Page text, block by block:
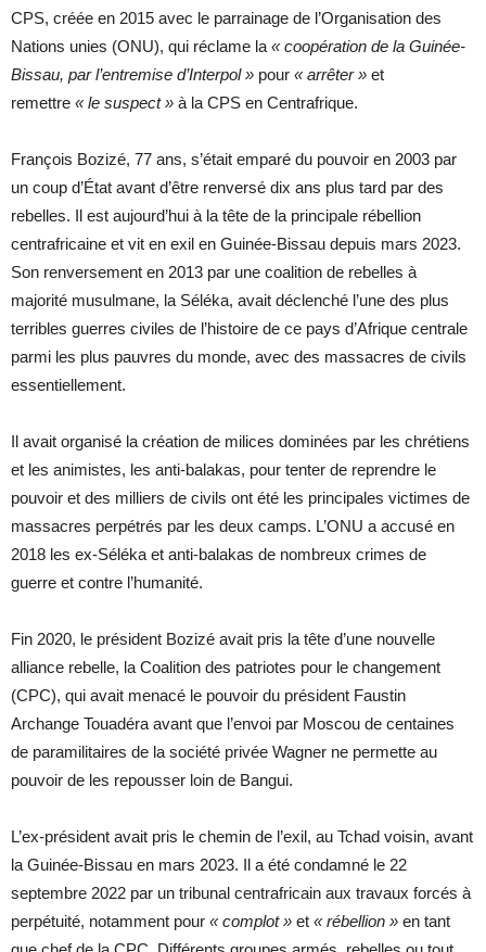
CPS, créée en 2015 avec le parrainage de l’Organisation des
Nations unies (ONU), qui réclame la « coopération de la Guinée-
Bissau, par l’entremise d’Interpol » pour « arrêter » et
remettre « le suspect » à la CPS en Centrafrique.
François Bozizé, 77 ans, s’était emparé du pouvoir en 2003 par
un coup d’État avant d’être renversé dix ans plus tard par des
rebelles. Il est aujourd’hui à la tête de la principale rébellion
centrafricaine et vit en exil en Guinée-Bissau depuis mars 2023.
Son renversement en 2013 par une coalition de rebelles à
majorité musulmane, la Séléka, avait déclenché l’une des plus
terribles guerres civiles de l’histoire de ce pays d’Afrique centrale
parmi les plus pauvres du monde, avec des massacres de civils
essentiellement.
Il avait organisé la création de milices dominées par les chrétiens
et les animistes, les anti-balakas, pour tenter de reprendre le
pouvoir et des milliers de civils ont été les principales victimes de
massacres perpétrés par les deux camps. L’ONU a accusé en
2018 les ex-Séléka et anti-balakas de nombreux crimes de
guerre et contre l’humanité.
Fin 2020, le président Bozizé avait pris la tête d’une nouvelle
alliance rebelle, la Coalition des patriotes pour le changement
(CPC), qui avait menacé le pouvoir du président Faustin
Archange Touadéra avant que l’envoi par Moscou de centaines
de paramilitaires de la société privée Wagner ne permette au
pouvoir de les repousser loin de Bangui.
L’ex-président avait pris le chemin de l’exil, au Tchad voisin, avant
la Guinée-Bissau en mars 2023. Il a été condamné le 22
septembre 2022 par un tribunal centrafricain aux travaux forcés à
perpétuité, notamment pour « complot » et « rébellion » en tant